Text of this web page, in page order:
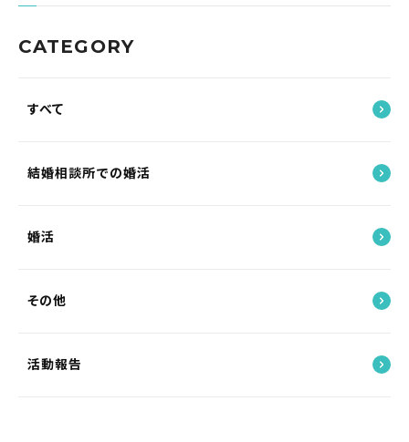
CATEGORY
すべて
結婚相談所での婚活
婚活
その他
活動報告